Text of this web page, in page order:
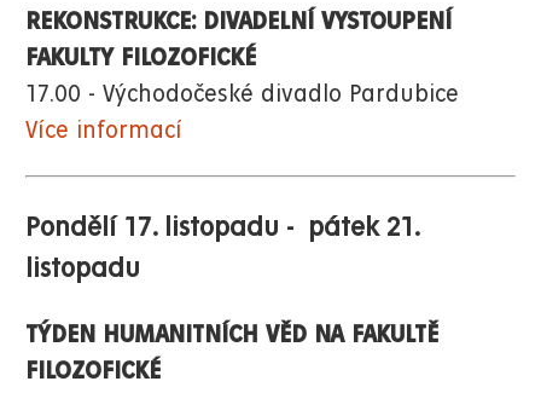
REKONSTRUKCE: DIVADELNÍ VYSTOUPENÍ
FAKULTY FILOZOFICKÉ
17.00 - Východočeské divadlo Pardubice
Více informací
Pondělí 17. listopadu - pátek 21.
listopadu
TÝDEN HUMANITNÍCH VĚD NA FAKULTĚ
FILOZOFICKÉ